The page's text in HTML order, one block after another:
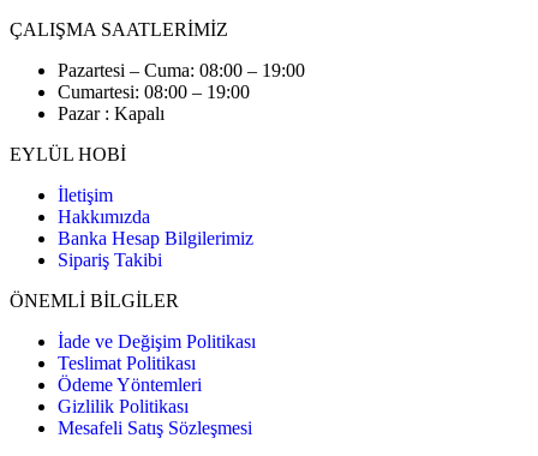
ÇALIŞMA SAATLERİMİZ
Pazartesi – Cuma: 08:00 – 19:00
Cumartesi: 08:00 – 19:00
Pazar : Kapalı
EYLÜL HOBİ
İletişim
Hakkımızda
Banka Hesap Bilgilerimiz
Sipariş Takibi
ÖNEMLİ BİLGİLER
İade ve Değişim Politikası
Teslimat Politikası
Ödeme Yöntemleri
Gizlilik Politikası
Mesafeli Satış Sözleşmesi